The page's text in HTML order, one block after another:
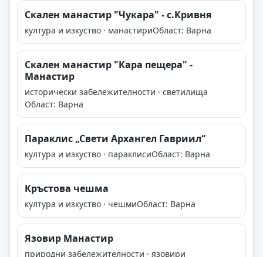
Скален манастир "Чукара" - с.Кривня
култура и изкуство · манастириОбласт: Варна
Скален манастир "Кара пещера" -
Манастир
исторически забележителности · светилища
Област: Варна
Параклис „Свети Архангел Гавриил“
култура и изкуство · параклисиОбласт: Варна
Кръстова чешма
култура и изкуство · чешмиОбласт: Варна
Язовир Манастир
природни забележителности · язовири